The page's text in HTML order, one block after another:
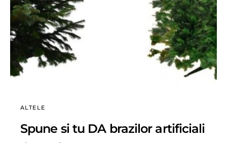
ALTELE
Spune si tu DA brazilor artificiali